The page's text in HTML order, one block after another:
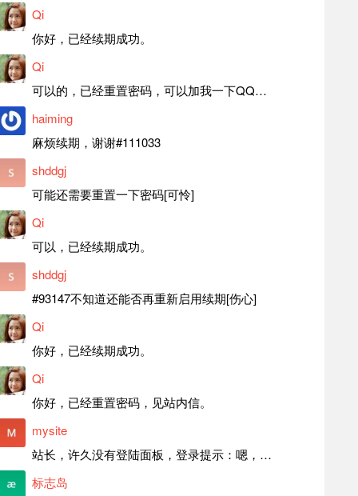
Qi
你好，已经续期成功。
Qi
可以的，已经重置密码，可以加我一下QQ，留言后我就发密码给你。
haiming
麻烦续期，谢谢#111033
shddgj
可能还需要重置一下密码[可怜]
Qi
可以，已经续期成功。
shddgj
#93147不知道还能否再重新启用续期[伤心]
Qi
你好，已经续期成功。
Qi
你好，已经重置密码，见站内信。
mysite
站长，许久没有登陆面板，登录提示：嗯，登录详细信息似乎不正确。请重试。 网站还可以正常使用。如果是密码问题请帮忙重置一下密码。谢谢。订单号：97790，账号：aa20210950。 站长，提交了工单，你回复续期成功，不过我的问题是面部登陆信息有问题，一直是初始密码，现在无法登陆，有时间麻烦排查一下。
标志岛